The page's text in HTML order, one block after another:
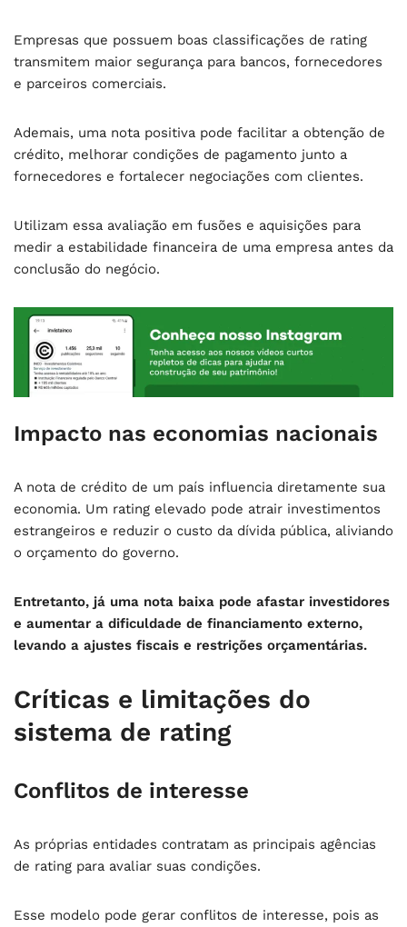
Empresas que possuem boas classificações de rating
transmitem maior segurança para bancos, fornecedores
e parceiros comerciais.
Ademais, uma nota positiva pode facilitar a obtenção de
crédito, melhorar condições de pagamento junto a
fornecedores e fortalecer negociações com clientes.
Utilizam essa avaliação em fusões e aquisições para
medir a estabilidade financeira de uma empresa antes da
conclusão do negócio.
Impacto nas economias nacionais
A nota de crédito de um país influencia diretamente sua
economia. Um rating elevado pode atrair investimentos
estrangeiros e reduzir o custo da dívida pública, aliviando
o orçamento do governo.
Entretanto, já uma nota baixa pode afastar investidores
e aumentar a dificuldade de financiamento externo,
levando a ajustes fiscais e restrições orçamentárias.
Críticas e limitações do
sistema de rating
Conflitos de interesse
As próprias entidades contratam as principais agências
de rating para avaliar suas condições.
Esse modelo pode gerar conflitos de interesse, pois as